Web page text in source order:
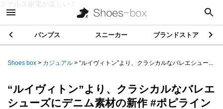
ステルス家電が楽しい！
パンプス スニーカー ブランドストア
Shoes box > カジュアル > “ルイヴィトン”より、クラシカルなバレエシュー...
“ルイヴィトン”より、クラシカルなバレエ
シューズにデニム素材の新作 #ポピライン